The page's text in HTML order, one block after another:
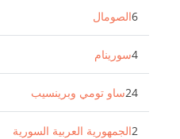
الصومال6
سورينام4
ساو تومي وبرينسيب24
الجمهورية العربية السورية2